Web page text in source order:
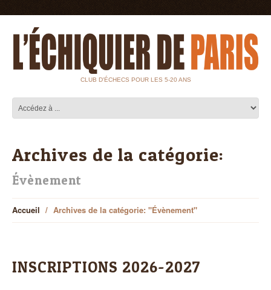
CLUB D'ÉCHECS POUR LES 5-20 ANS
Archives de la catégorie:
Évènement
Accueil Archives de la catégorie: "Évènement"
INSCRIPTIONS 2026-2027